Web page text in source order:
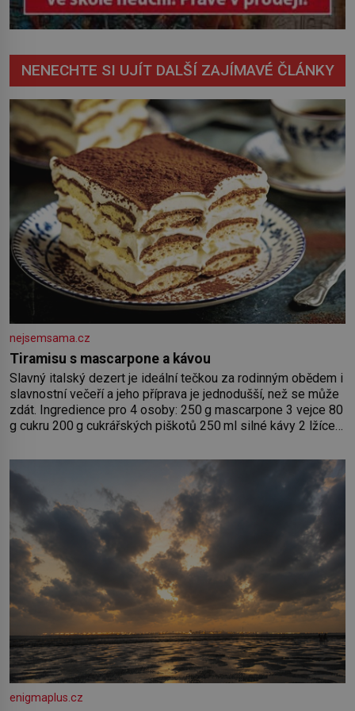
NENECHTE SI UJÍT DALŠÍ ZAJÍMAVÉ ČLÁNKY
nejsemsama.cz
Tiramisu s mascarpone a kávou
Slavný italský dezert je ideální tečkou za rodinným obědem i
slavnostní večeří a jeho příprava je jednodušší, než se může
zdát. Ingredience pro 4 osoby: 250 g mascarpone 3 vejce 80
g cukru 200 g cukrářských piškotů 250 ml silné kávy 2 lžíce
bílků. Žloutky vyšlehejte s cukrem do světlé pěny a postupně
do nich vmíchejte mascarpone, aby vznikl hladký
enigmaplus.cz